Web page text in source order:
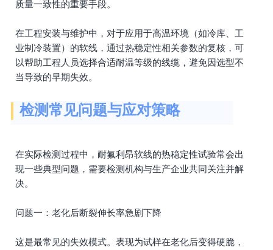
质量一致性的重要手段。
在工程安装与维护中，对于应用于高温环境（如冷库、工
业制冷装置）的软线，通过热稳定性相关参数的复核，可
以帮助工程人员选择合适耐温等级的线缆，避免因选型不
当导致的早期失效。
检测常见问题与应对策略
在实际检测过程中，耐氟利昂软线的热稳定性试验常会出
现一些典型问题，需要检测机构与生产企业共同关注并解
决。
问题一：老化后断裂伸长率急剧下降
这是最常见的失效模式。表现为试样在老化后变得硬脆，